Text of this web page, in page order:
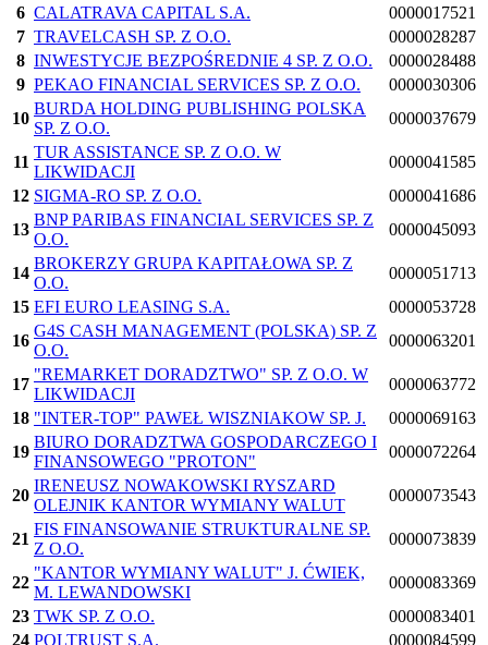
6 CALATRAVA CAPITAL S.A.
0000017521
7 TRAVELCASH SP. Z O.O.
0000028287
8 INWESTYCJE BEZPOŚREDNIE 4 SP. Z O.O.
0000028488
9 PEKAO FINANCIAL SERVICES SP. Z O.O.
0000030306
10
BURDA HOLDING PUBLISHING POLSKA
SP. Z O.O.
0000037679
11
TUR ASSISTANCE SP. Z O.O. W
LIKWIDACJI
0000041585
12 SIGMA-RO SP. Z O.O.
0000041686
13
BNP PARIBAS FINANCIAL SERVICES SP. Z
O.O.
0000045093
14
BROKERZY GRUPA KAPITAŁOWA SP. Z
O.O.
0000051713
15 EFI EURO LEASING S.A.
0000053728
16
G4S CASH MANAGEMENT (POLSKA) SP. Z
O.O.
0000063201
17
"REMARKET DORADZTWO" SP. Z O.O. W
LIKWIDACJI
0000063772
18 "INTER-TOP" PAWEŁ WISZNIAKOW SP. J.
0000069163
19
BIURO DORADZTWA GOSPODARCZEGO I
FINANSOWEGO "PROTON"
0000072264
20
IRENEUSZ NOWAKOWSKI RYSZARD
OLEJNIK KANTOR WYMIANY WALUT
0000073543
21
FIS FINANSOWANIE STRUKTURALNE SP.
Z O.O.
0000073839
22
"KANTOR WYMIANY WALUT" J. ĆWIEK,
M. LEWANDOWSKI
0000083369
23 TWK SP. Z O.O.
0000083401
24 POLTRUST S.A. 0000084599